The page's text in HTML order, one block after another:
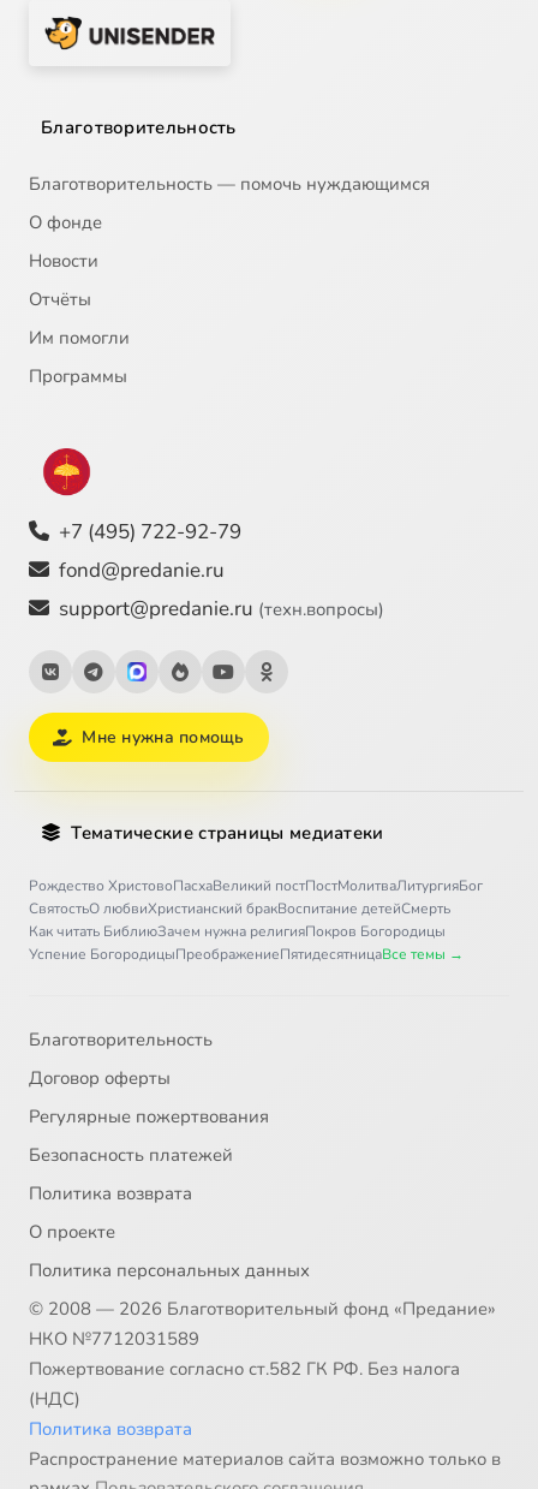
Благотворительность
Благотворительность — помочь нуждающимся
О фонде
Новости
Отчёты
Им помогли
Программы
+7 (495) 722-92-79
fond@predanie.ru
support@predanie.ru (техн.вопросы)
Мне нужна помощь
Тематические страницы медиатеки
Рождество ХристовоПасхаВеликий постПостМолитваЛитургияБог
СвятостьО любвиХристианский бракВоспитание детейСмерть
Как читать БиблиюЗачем нужна религияПокров Богородицы
Успение БогородицыПреображениеПятидесятницаВсе темы →
Благотворительность
Договор оферты
Регулярные пожертвования
Безопасность платежей
Политика возврата
О проекте
Политика персональных данных
© 2008 — 2026 Благотворительный фонд «Предание»
НКО №7712031589
Пожертвование согласно ст.582 ГК РФ. Без налога
(НДС)
Политика возврата
Распространение материалов сайта возможно только в